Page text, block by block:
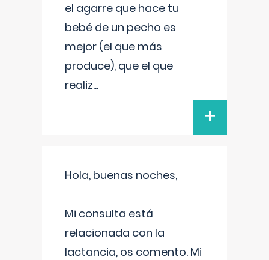
el agarre que hace tu
bebé de un pecho es
mejor (el que más
produce), que el que
realiz...
+
Hola, buenas noches,
Mi consulta está
relacionada con la
lactancia, os comento. Mi